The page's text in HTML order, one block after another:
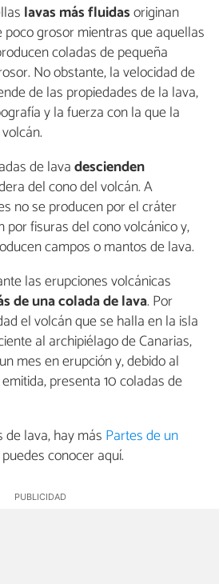
lavas más fluidasoriginan
grosor mientras que aquellas
coladas de pequeña
No obstante, la velocidad de
de las propiedades de la lava,
y la fuerza con la que la
de lavadescienden
del cono del volcán. A
no se producen por el cráter
por fisuras del cono volcánico y,
campos o mantos de lava.
las erupciones volcánicas
de una colada de lava. Por
el volcán que se halla en la isla
al archipiélago de Canarias,
mes en erupción y, debido al
presenta 10 coladas de
lava, hay más Partes de un
conocer aquí.